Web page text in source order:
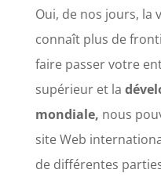
Oui, de nos jours, la
connaît plus de
faire passer votre
supérieur et la
mondiale, nous
site Web
de différentes